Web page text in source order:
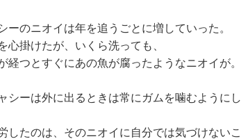
ーのニオイは年を追うごとに増していった。
心掛けたが、いくら洗っても、
経つとすぐにあの魚が腐ったようなニオイが。
シーは外に出るときは常にガムを噛むように
したのは、そのニオイに自分では気づけないこ